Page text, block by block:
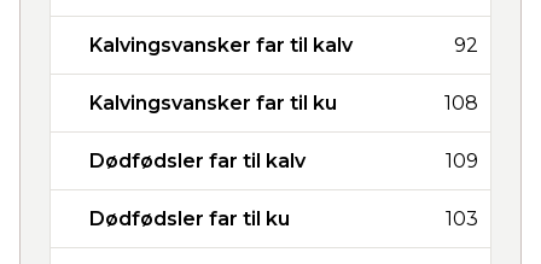
Kalvingsvansker far til kalv 92
Kalvingsvansker far til ku 108
Dødfødsler far til kalv 109
Dødfødsler far til ku 103